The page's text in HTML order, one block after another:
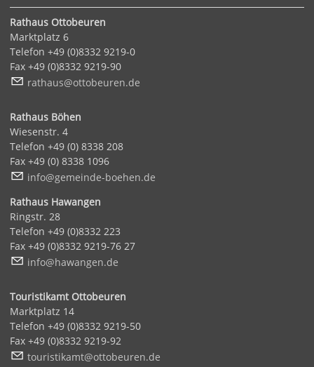
Rathaus Ottobeuren
Marktplatz 6
Telefon +49 (0)8332 9219-0
Fax +49 (0)8332 9219-90
r th s tt b r n d
Rathaus Böhen
Wiesenstr. 4
Telefon +49 (0) 8338 208
Fax +49 (0) 8338 1096
nf
g m nd -b h n d
Rathaus Hawangen
Ringstr. 28
Telefon +49 (0)8332 223
Fax +49 (0)8332 9219-76 27
nf
h w ng n d
Touristikamt Ottobeuren
Marktplatz 14
Telefon +49 (0)8332 9219-50
Fax +49 (0)8332 9219-92
t
r st k mt tt b r n d